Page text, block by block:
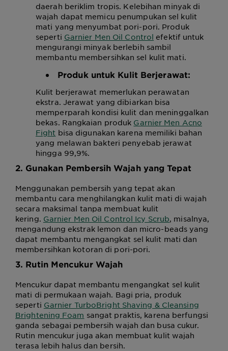
daerah beriklim tropis. Kelebihan minyak di
wajah dapat memicu penumpukan sel kulit
mati yang menyumbat pori-pori. Produk
seperti Garnier Men Oil Control efektif untuk
mengurangi minyak berlebih sambil
membantu membersihkan sel kulit mati.
Produk untuk Kulit Berjerawat:
Kulit berjerawat memerlukan perawatan
ekstra. Jerawat yang dibiarkan bisa
memperparah kondisi kulit dan meninggalkan
bekas. Rangkaian produk Garnier Men Acno
Fight bisa digunakan karena memiliki bahan
yang melawan bakteri penyebab jerawat
hingga 99,9%.
2. Gunakan Pembersih Wajah yang Tepat
Menggunakan pembersih yang tepat akan
membantu cara menghilangkan kulit mati di wajah
secara maksimal tanpa membuat kulit
kering. Garnier Men Oil Control Icy Scrub, misalnya,
mengandung ekstrak lemon dan micro-beads yang
dapat membantu mengangkat sel kulit mati dan
membersihkan kotoran di pori-pori.
3. Rutin Mencukur Wajah
Mencukur dapat membantu mengangkat sel kulit
mati di permukaan wajah. Bagi pria, produk
seperti Garnier TurboBright Shaving & Cleansing
Brightening Foam sangat praktis, karena berfungsi
ganda sebagai pembersih wajah dan busa cukur.
Rutin mencukur juga akan membuat kulit wajah
terasa lebih halus dan bersih.